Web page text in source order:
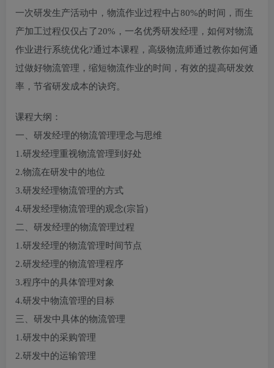
一次研发生产活动中，物流作业过程中占80%的时间，而生
产加工过程仅仅占了20%，一名优秀研发经理，如何对物流
作业进行系统优化?通过本课程，高级物流师通过教你如何通
过做好物流管理，缩短物流作业的时间，有效的提高研发效
率，节省研发成本的诀窍。
课程大纲：
一、研发经理的物流管理理念与思维
1.研发经理重视物流管理到好处
2.物流在研发中的地位
3.研发经理物流管理的方式
4.研发经理物流管理的观念(宗旨)
二、研发经理的物流管理过程
1.研发经理的物流管理时间节点
2.研发经理的物流管理程序
3.程序中的具体管理对象
4.研发中物流管理的目标
三、研发中具体的物流管理
1.研发中的采购管理
2.研发中的运输管理